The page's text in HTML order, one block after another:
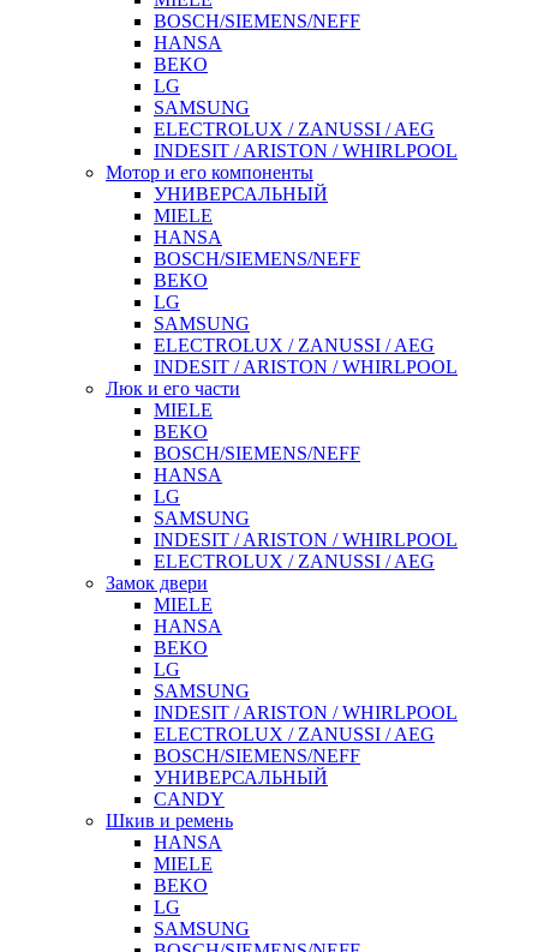
BOSCH/SIEMENS/NEFF
HANSA
BEKO
LG
SAMSUNG
ELECTROLUX / ZANUSSI / AEG
INDESIT / ARISTON / WHIRLPOOL
Мотор и его компоненты
УНИВЕРСАЛЬНЫЙ
MIELE
HANSA
BOSCH/SIEMENS/NEFF
BEKO
LG
SAMSUNG
ELECTROLUX / ZANUSSI / AEG
INDESIT / ARISTON / WHIRLPOOL
Люк и его части
MIELE
BEKO
BOSCH/SIEMENS/NEFF
HANSA
LG
SAMSUNG
INDESIT / ARISTON / WHIRLPOOL
ELECTROLUX / ZANUSSI / AEG
Замок двери
MIELE
HANSA
BEKO
LG
SAMSUNG
INDESIT / ARISTON / WHIRLPOOL
ELECTROLUX / ZANUSSI / AEG
BOSCH/SIEMENS/NEFF
УНИВЕРСАЛЬНЫЙ
CANDY
Шкив и ремень
HANSA
MIELE
BEKO
LG
SAMSUNG